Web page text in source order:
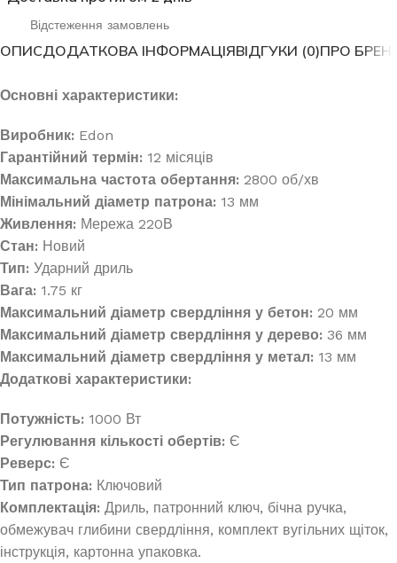
Відстеження замовлень
ОПИСДОДАТКОВА ІНФОРМАЦІЯВІДГУКИ (0)ПРО
Основні характеристики:
Виробник: Edon
Гарантійний термін: 12 місяців
Максимальна частота обертання: 2800 об/хв
Мінімальний діаметр патрона: 13 мм
Живлення: Мережа 220В
Стан: Новий
Тип: Ударний дриль
Вага: 1.75 кг
Максимальний діаметр свердління у бетон: 20 мм
Максимальний діаметр свердління у дерево: 36 мм
Максимальний діаметр свердління у метал: 13 мм
Додаткові характеристики:
Потужність: 1000 Вт
Регулювання кількості обертів: Є
Реверс: Є
Тип патрона: Ключовий
Комплектація: Дриль, патронний ключ, бічна ручка,
обмежувач глибини свердління, комплект вугільних щіток,
інструкція, картонна упаковка.